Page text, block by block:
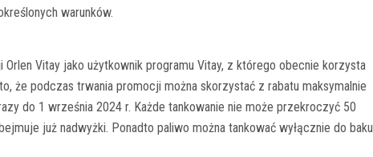
warunków.
Vitay jako użytkownik programu Vitay, z którego obecnie korzysta
że podczas trwania promocji można skorzystać z rabatu maksymalnie
do 1 września 2024 r. Każde tankowanie nie może przekroczyć 50
już nadwyżki. Ponadto paliwo można tankować wyłącznie do baku